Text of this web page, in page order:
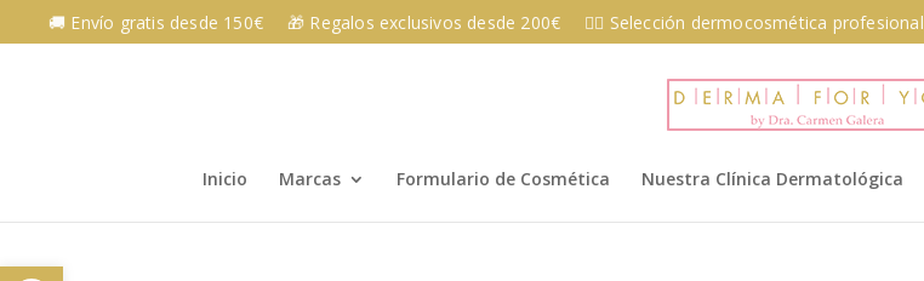
content
🚚 Envío gratis desde 150€ 🎁 Regalos exclusivos desde 200€ 👩‍⚕️ Selección dermocosmética profesional
Inicio Marcas Formulario de Cosmética Nuestra Clínica Dermatológica